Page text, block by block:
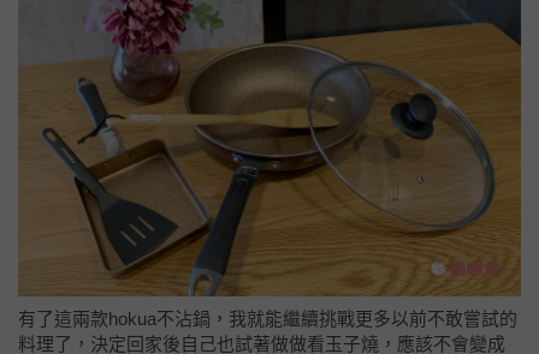
有了這兩款hokua不沾鍋，我就能繼續挑戰更多以前不敢嘗試的
料理了，決定回家後自己也試著做做看玉子燒，應該不會變成